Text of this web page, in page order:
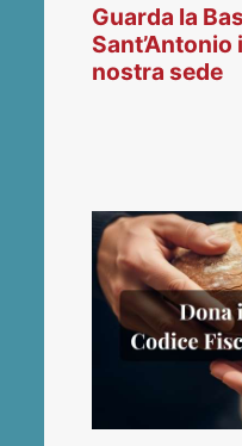
Guarda la
nostra sede